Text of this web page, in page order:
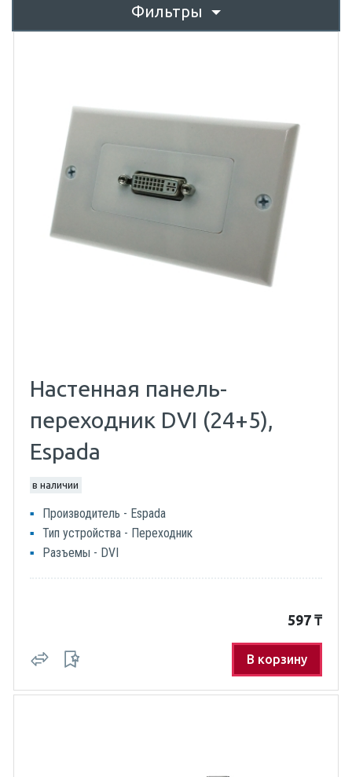
Фильтры
Настенная панель-
переходник DVI (24+5),
Espada
в наличии
Производитель - Espada
Тип устройства - Переходник
Разъемы - DVI
597 ₸
В корзину